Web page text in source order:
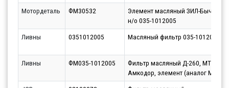
Мотордеталь
ФМ30532
Элемент масляный ЗИЛ-Бычок Е-
н/о 035-1012005
Ливны
0351012005 Масляный фильтр 035-1012005
Ливны ФМ035-1012005
Фильтр масляный Д-260, МТЗ-
Амкодор, элемент (аналог М5102)